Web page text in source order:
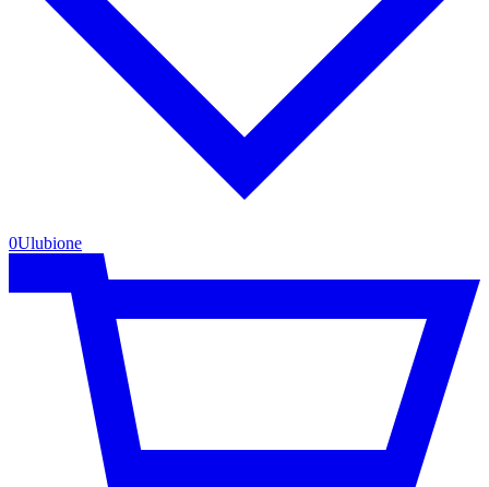
0Ulubione